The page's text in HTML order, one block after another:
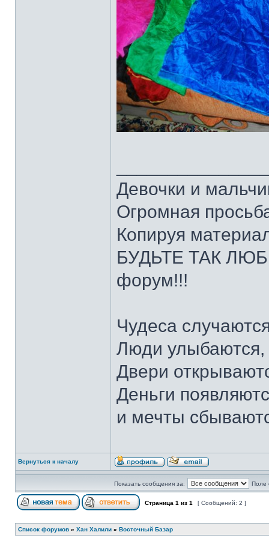
Девочки и
Огромная
Копируя
БУДЬТЕ ТАК
форум!!!
Чудеса
Люди улыбаются,
Двери
Деньги
и мечты
Вернуться к началу
Показать сообщения за: Поле
Страница 1 из 1 [ Сообщений: 2 ]
Список форумов » Хан Халили » Восточный Базар